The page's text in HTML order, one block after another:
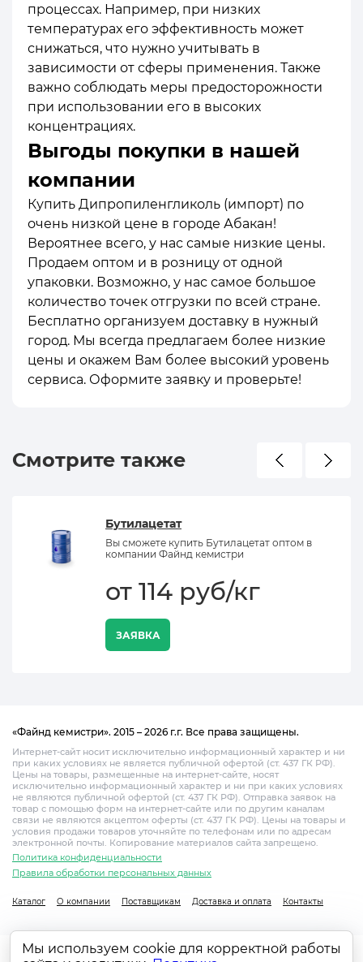
процессах. Например, при низких
температурах его эффективность может
снижаться, что нужно учитывать в
зависимости от сферы применения. Также
важно соблюдать меры предосторожности
при использовании его в высоких
концентрациях.
Выгоды покупки в нашей
компании
Купить Дипропиленгликоль (импорт) по
очень низкой цене в городе Абакан!
Вероятнее всего, у нас самые низкие цены.
Продаем оптом и в розницу от одной
упаковки. Возможно, у нас самое большое
количество точек отгрузки по всей стране.
Бесплатно организуем доставку в нужный
город. Мы всегда предлагаем более низкие
цены и окажем Вам более высокий уровень
сервиса. Оформите заявку и проверьте!
Смотрите также
Бутилацетат
Вы сможете купить Бутилацетат оптом в
компании Файнд кемистри
от 114 руб/кг
ЗАЯВКА
«Файнд кемистри». 2015 – 2026 г.г. Все права защищены.
Интернет-сайт носит исключительно информационный характер и ни
при каких условиях не является публичной офертой (ст. 437 ГК РФ).
Цены на товары, размещенные на интернет-сайте, носят
исключительно информационный характер и ни при каких условиях
не являются публичной офертой (ст. 437 ГК РФ). Отправка заявок на
товар с помощью форм на интернет-сайте или по другим каналам
связи не являются акцептом оферты (ст. 437 ГК РФ). Цены на товары и
условия продажи товаров уточняйте по телефонам или по адресам
электронной почты. Копирование материалов сайта запрещено.
Политика конфиденциальности
Правила обработки персональных данных
Каталог О компании Поставщикам Доставка и оплата Контакты
Мы используем cookie для корректной работы